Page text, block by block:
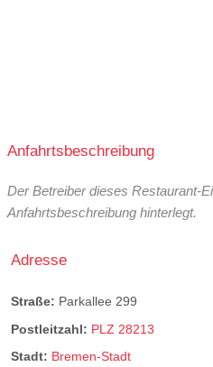
Anfahrtsbeschreibung
Der Betreiber dieses Restaurant-
Anfahrtsbeschreibung hinterlegt.
Adresse
Straße: Parkallee 299
Postleitzahl: PLZ 28213
Stadt: Bremen-Stadt